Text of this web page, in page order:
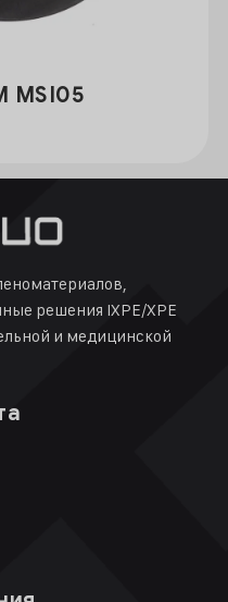
MSI05
решения IXPE/XPE
и медицинской